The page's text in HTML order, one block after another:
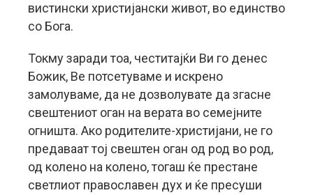
вистински христијански живот, во единство
со Бога.
Токму заради тоа, честитајќи Ви го денес
Божик, Ве потсетуваме и искрено
замолуваме, да не дозволувате да згасне
свештениот оган на верата во семејните
огништа. Ако родителите-христијани, не го
предаваат тој свештен оган од род во род,
од колено на колено, тогаш ќе престане
светлиот православен дух и ќе пресуши